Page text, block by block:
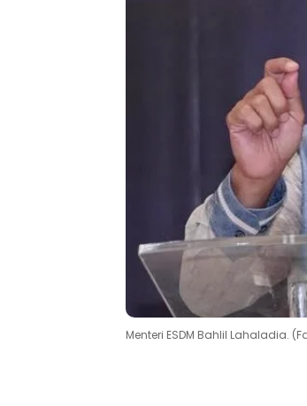
Menteri ESDM Bahlil Lahaladia.